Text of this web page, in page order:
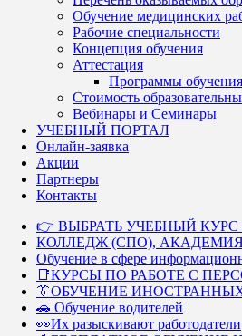
Обучение медицинских
Рабочие специальности
Концепция обучения
Аттестация
Программы обучения
Стоимость
Вебинары и Семинары
УЧЕБНЫЙ ПОРТАЛ
Онлайн-заявка
Акции
Партнеры
Контакты
👉 ВЫБРАТЬ УЧЕБНЫЙ
КОЛЛЕДЖ (СПО),
Обучение в сфере
📑КУРСЫ ПО РАБОТЕ С
👔ОБУЧЕНИЕ
🚗 Обучение водителей
👀Их разыскивают работодатели